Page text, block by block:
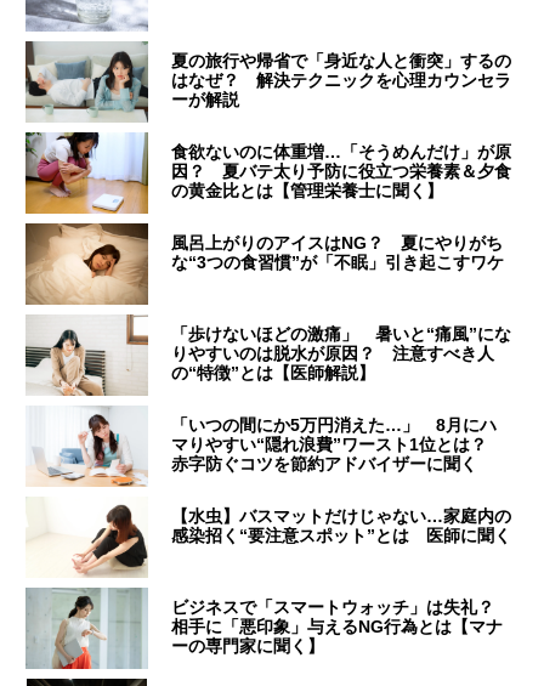
夏の旅行や帰省で「身近な人と衝突」するの
はなぜ？ 解決テクニックを心理カウンセラ
ーが解説
食欲ないのに体重増…「そうめんだけ」が原
因？ 夏バテ太り予防に役立つ栄養素＆夕食
の黄金比とは【管理栄養士に聞く】
風呂上がりのアイスはNG？ 夏にやりがち
な“3つの食習慣”が「不眠」引き起こすワケ
「歩けないほどの激痛」 暑いと“痛風”にな
りやすいのは脱水が原因？ 注意すべき人
の“特徴”とは【医師解説】
「いつの間にか5万円消えた…」 8月にハ
マりやすい“隠れ浪費”ワースト1位とは？
赤字防ぐコツを節約アドバイザーに聞く
【水虫】バスマットだけじゃない…家庭内の
感染招く“要注意スポット”とは 医師に聞く
ビジネスで「スマートウォッチ」は失礼？
相手に「悪印象」与えるNG行為とは【マナ
ーの専門家に聞く】